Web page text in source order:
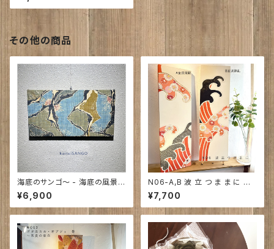
その他の商品
海底のサンゴ〜 - 海底の風景
- ｜カ タ チ キ W37cm H20
cm NO58
¥6,900
N06-A,B 波 立 つ ま ま に ｜
令和北斎 710㎜×210㎜×27
㎜
¥7,700